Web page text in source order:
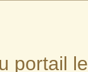
portail